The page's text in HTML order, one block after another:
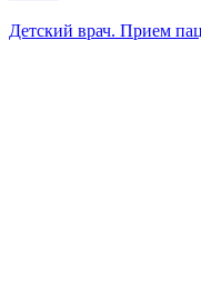
Детский врач. Прием